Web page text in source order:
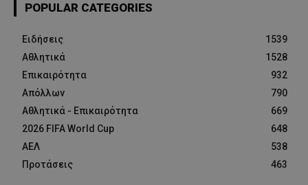
POPULAR CATEGORIES
Ειδήσεις
1539
Αθλητικά
1528
Επικαιρότητα
932
Απόλλων
790
Αθλητικά - Επικαιρότητα
669
2026 FIFA World Cup
648
ΑΕΛ
538
Προτάσεις
463